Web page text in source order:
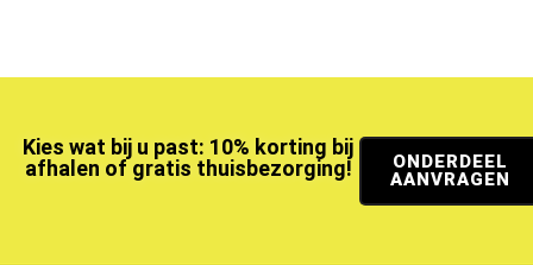
Kies wat bij u past: 10% korting bij
afhalen of gratis thuisbezorging!
ONDERDEEL
AANVRAGEN